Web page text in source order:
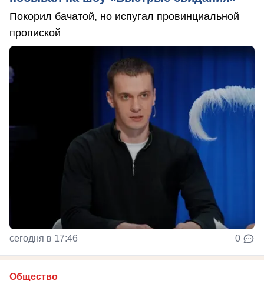
Покорил бачатой, но испугал провинциальной
пропиской
сегодня в 17:46 0
Общество